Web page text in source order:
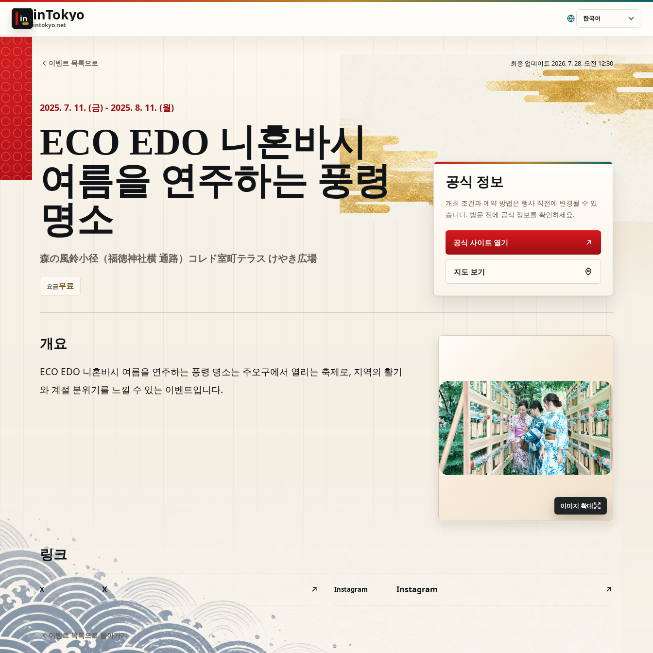
in inTokyo
intokyo.net
한국어
이벤트 목록으로 최종 업데이트 2026. 7. 28. 오전 12:30
2025. 7. 11. (금) - 2025. 8. 11. (월)
ECO EDO 니혼바시
여름을 연주하는 풍령
명소
森の風鈴小径（福徳神社横 通路）コレド室町テラス けやき広場
요금무료
공식 정보
개최 조건과 예약 방법은 행사 직전에 변경될 수 있
습니다. 방문 전에 공식 정보를 확인하세요.
공식 사이트 열기
지도 보기
개요
ECO EDO 니혼바시 여름을 연주하는 풍령 명소는 주오구에서 열리는 축제로, 지역의 활기
와 계절 분위기를 느낄 수 있는 이벤트입니다.
이미지 확대
링크
X X Instagram Instagram
이벤트 목록으로 돌아가기